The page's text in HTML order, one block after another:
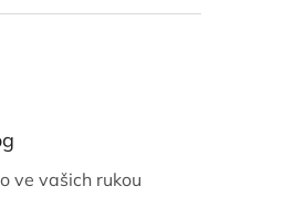
ve vašich rukou